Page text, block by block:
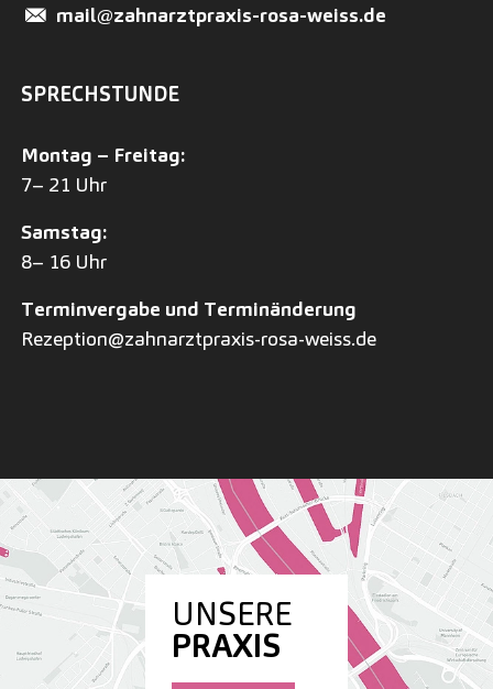
UNSERE
PRAXIS
mail@zahnarztpraxis-rosa-weiss.de
SPRECHSTUNDE
Montag – Freitag:
7– 21 Uhr
Samstag:
8– 16 Uhr
Terminvergabe und Terminänderung
Rezeption@zahnarztpraxis-rosa-weiss.de